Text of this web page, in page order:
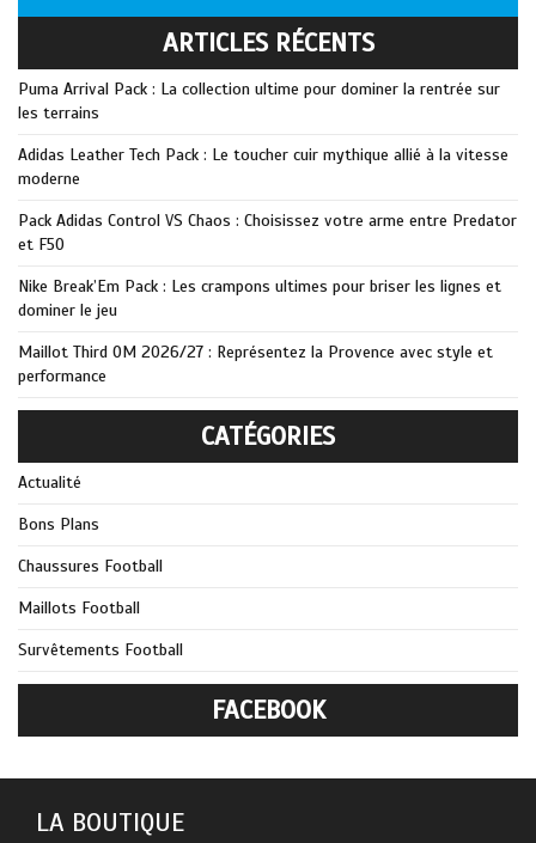
ARTICLES RÉCENTS
Puma Arrival Pack : La collection ultime pour dominer la rentrée sur
les terrains
Adidas Leather Tech Pack : Le toucher cuir mythique allié à la vitesse
moderne
Pack Adidas Control VS Chaos : Choisissez votre arme entre Predator
et F50
Nike Break’Em Pack : Les crampons ultimes pour briser les lignes et
dominer le jeu
Maillot Third OM 2026/27 : Représentez la Provence avec style et
performance
CATÉGORIES
Actualité
Bons Plans
Chaussures Football
Maillots Football
Survêtements Football
FACEBOOK
LA BOUTIQUE